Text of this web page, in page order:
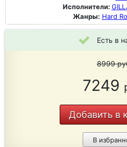
Исполнители:
Жанры: Hard
Есть в
8999
7249
Добавить в
В